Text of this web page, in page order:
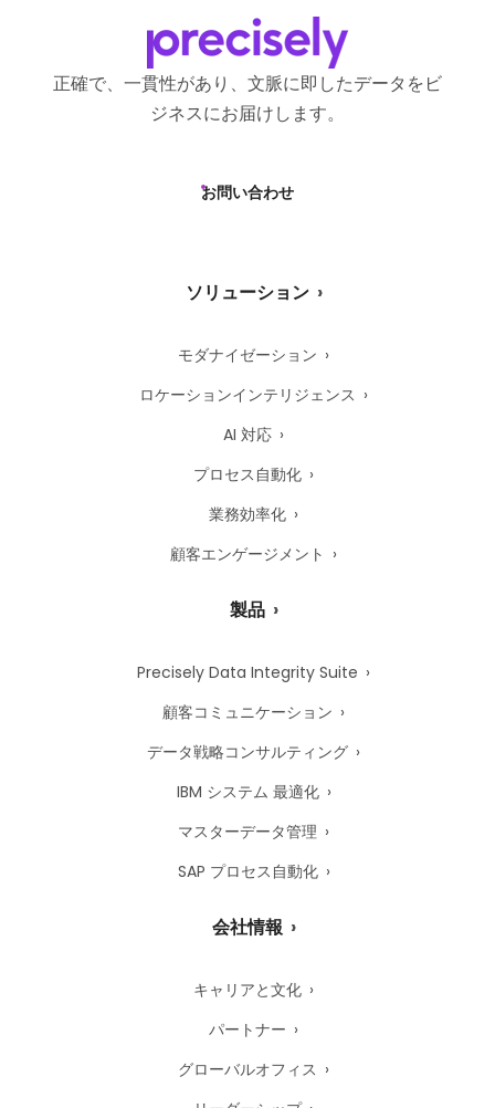
正確で、一貫性があり、文脈に即したデータをビ
ジネスにお届けします。
お問い合わせ
ソリューション
モダナイゼーション
ロケーションインテリジェンス
AI 対応
プロセス自動化
業務効率化
顧客エンゲージメント
製品
Precisely Data Integrity Suite
顧客コミュニケーション
データ戦略コンサルティング
IBM システム 最適化
マスターデータ管理
SAP プロセス自動化
会社情報
キャリアと文化
パートナー
グローバルオフィス